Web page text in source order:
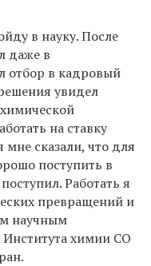
в науку. После
даже в
отбор в кадровый
увидел
на ставку
сказали, что для
поступить в
Работать я
превращений и
научным
Института химии СО